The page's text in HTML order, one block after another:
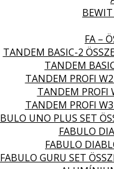
FA –
TANDEM BASIC-2
TANDEM
TANDEM PROFI
TANDEM PROFI
TANDEM PROFI
UNO PLUS SET
FABULO
FABULO
FABULO GURU SET